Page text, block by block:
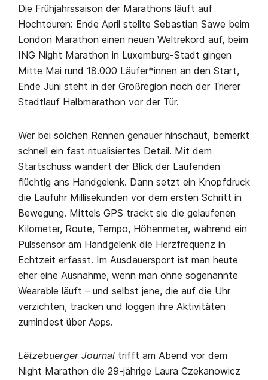
Die Frühjahrssaison der Marathons läuft auf
Hochtouren: Ende April stellte Sebastian Sawe beim
London Marathon einen neuen Weltrekord auf, beim
ING Night Marathon in Luxemburg-Stadt gingen
Mitte Mai rund 18.000 Läufer*innen an den Start,
Ende Juni steht in der Großregion noch der Trierer
Stadtlauf Halbmarathon vor der Tür.
Wer bei solchen Rennen genauer hinschaut, bemerkt
schnell ein fast ritualisiertes Detail. Mit dem
Startschuss wandert der Blick der Laufenden
flüchtig ans Handgelenk. Dann setzt ein Knopfdruck
die Laufuhr Millisekunden vor dem ersten Schritt in
Bewegung. Mittels GPS trackt sie die gelaufenen
Kilometer, Route, Tempo, Höhenmeter, während ein
Pulssensor am Handgelenk die Herzfrequenz in
Echtzeit erfasst. Im Ausdauersport ist man heute
eher eine Ausnahme, wenn man ohne sogenannte
Wearable läuft – und selbst jene, die auf die Uhr
verzichten, tracken und loggen ihre Aktivitäten
zumindest über Apps.
Lëtzebuerger Journal trifft am Abend vor dem
Night Marathon die 29-jährige Laura Czekanowicz